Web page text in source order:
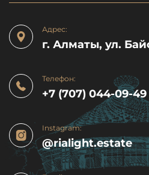
Адрес:
г. Алматы, ул.
Телефон:
+7 (707) 044-09-49
Instagram:
@rialight.estate